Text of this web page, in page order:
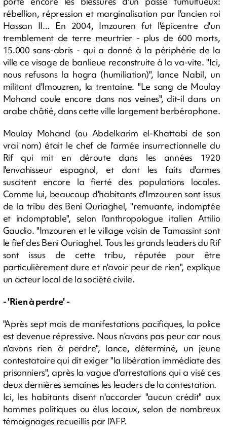
rébellion, répression et marginalisation par l'ancien roi
Hassan II... En 2004, Imzouren fut l'épicentre d'un
tremblement de terre meurtrier - plus de 600 morts,
15.000 sans-abris - qui a donné à la périphérie de la
ville ce visage de banlieue reconstruite à la va-vite. "Ici,
nous refusons la hogra (humiliation)", lance Nabil, un
militant d'Imouzren, la trentaine. "Le sang de Moulay
Mohand coule encore dans nos veines", dit-il dans un
arabe châtié, dans cette ville largement berbérophone.
Moulay Mohand (ou Abdelkarim el-Khattabi de son
vrai nom) était le chef de l'armée insurrectionnelle du
Rif qui mit en déroute dans les années 1920
l'envahisseur espagnol, et dont les faits d'armes
suscitent encore la fierté des populations locales.
Comme lui, beaucoup d'habitants d'Imzouren sont issus
de la tribu des Beni Ouriaghel, "remuante, indomptée
et indomptable", selon l'anthropologue italien Attilio
Gaudio. "Imzouren et le village voisin de Tamassint sont
le fief des Beni Ouriaghel. Tous les grands leaders du Rif
sont issus de cette tribu, réputée pour être
particulièrement dure et n'avoir peur de rien", explique
un acteur local de la société civile.
- 'Rien à perdre' -
"Après sept mois de manifestations pacifiques, la police
est devenue répressive. Nous n'avons pas peur car nous
n'avons rien à perdre", lance, déterminé, un jeune
contestataire qui dit exiger "la libération immédiate des
prisonniers", après la vague d'arrestations qui a visé ces
deux dernières semaines les leaders de la contestation.
Ici, les habitants disent n'accorder "aucun crédit" aux
hommes politiques ou élus locaux, selon de nombreux
témoignages recueillis par l'AFP.